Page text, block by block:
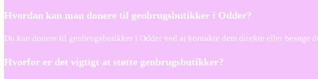
Hvordan kan man donere til genbrugsbutikker i Odder?
Du kan donere til genbrugsbutikker i Odder ved at kontakte dem direkte eller besøge
Hvorfor er det vigtigt at støtte genbrugsbutikker?